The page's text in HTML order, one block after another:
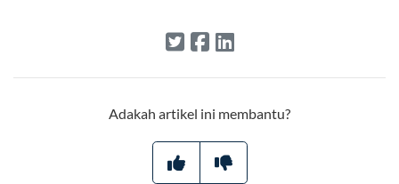
Adakah artikel ini membantu?